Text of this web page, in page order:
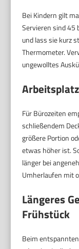
Bei Kindern gilt
Servieren sind 45
und lass sie kurz
Thermometer.
ungewolltes
Für Bürozeiten
schließendem
größere Portion
etwas höher ist.
länger bei
Umherlaufen mit
Längeres
Frühstück
Beim